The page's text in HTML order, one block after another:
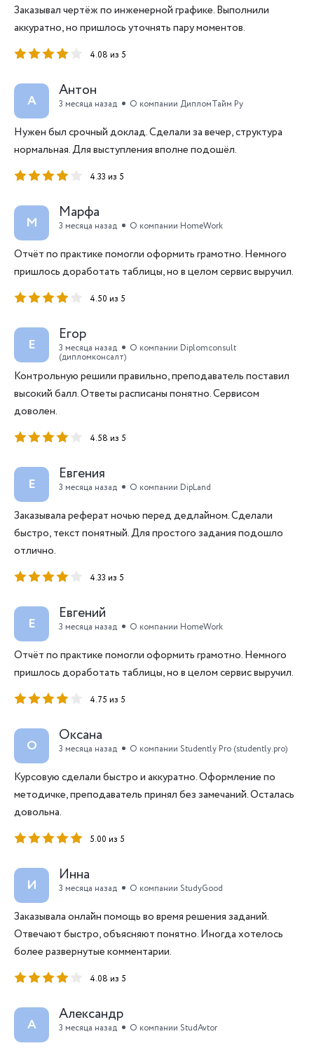
4.08 из 5
Заказывал чертёж по инженерной графике. Выполнили
аккуратно, но пришлось уточнять пару моментов.
А
Антон
3 месяца назад О компании ДипломТайм Ру
4.33 из 5
Нужен был срочный доклад. Сделали за вечер, структура
нормальная. Для выступления вполне подошёл.
М
Марфа
3 месяца назад О компании HomeWork
4.50 из 5
Отчёт по практике помогли оформить грамотно. Немного
пришлось доработать таблицы, но в целом сервис выручил.
Е
Егор
3 месяца назад О компании Diplomconsult
(дипломконсалт)
4.58 из 5
Контрольную решили правильно, преподаватель поставил
высокий балл. Ответы расписаны понятно. Сервисом
доволен.
Е
Евгения
3 месяца назад О компании DipLand
4.33 из 5
Заказывала реферат ночью перед дедлайном. Сделали
быстро, текст понятный. Для простого задания подошло
отлично.
Е
Евгений
3 месяца назад О компании HomeWork
4.75 из 5
Отчёт по практике помогли оформить грамотно. Немного
пришлось доработать таблицы, но в целом сервис выручил.
О
Оксана
3 месяца назад О компании Studently Pro (studently.pro)
5.00 из 5
Курсовую сделали быстро и аккуратно. Оформление по
методичке, преподаватель принял без замечаний. Осталась
довольна.
И
Инна
3 месяца назад О компании StudyGood
4.08 из 5
Заказывала онлайн помощь во время решения заданий.
Отвечают быстро, объясняют понятно. Иногда хотелось
более развернутые комментарии.
А
Александр
3 месяца назад О компании StudAvtor